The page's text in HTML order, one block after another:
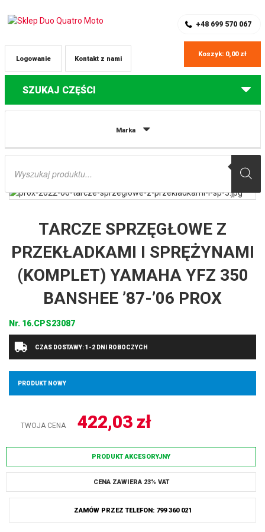
+48 699 570 067
Kontakt z nami
Logowanie
Koszyk: 0,00 zł
SZUKAJ CZĘŚCI
Marka
Wyszukiwarka
Części do quadów Yamaha
PROX
TARCZE SPRZĘGŁOWE Z
PRZEKŁADKAMI I SPRĘŻYNAMI
(KOMPLET) YAMAHA YFZ 350
BANSHEE ’87-’06 PROX
Nr. 16.CPS23087
CZAS DOSTAWY: 1-2 DNI ROBOCZYCH
PRODUKT NOWY
TWOJA CENA 422,03 zł
PRODUKT AKCESORYJNY
CENA ZAWIERA 23% VAT
ZAMÓW PRZEZ TELEFON: 799 360 021